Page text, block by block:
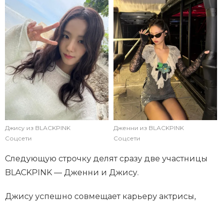
Джису из BLACKPINK
Соцсети
Дженни из BLACKPINK
Соцсети
Следующую строчку делят сразу две участницы
BLACKPINK — Дженни и Джису.
Джису успешно совмещает карьеру актрисы,